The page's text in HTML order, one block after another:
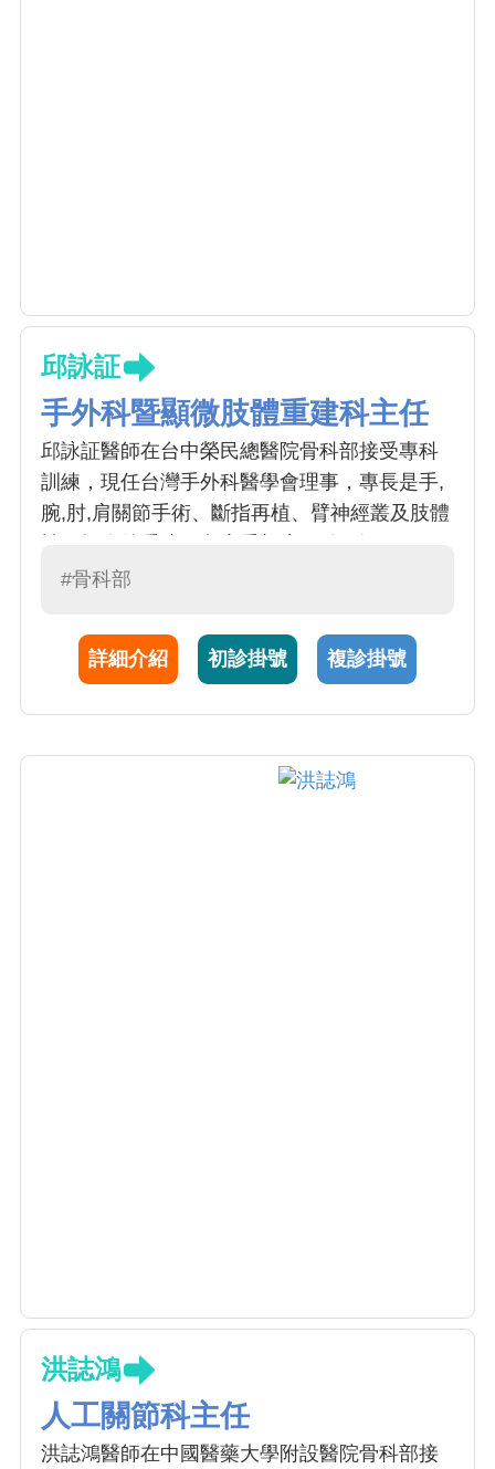
邱詠証
手外科暨顯微肢體重建科主任
邱詠証醫師在台中榮民總醫院骨科部接受專科
訓練，現任台灣手外科醫學會理事，專長是手,
腕,肘,肩關節手術、斷指再植、臂神經叢及肢體
肢開放性骨折修復(合併骨缺失及神經、血管、
學上肢中心、西班牙Dr. Pinal Cinic、山東省立
醫院進修手外傷和上肢重建治療。在手外科和
重建科主任。
#骨科部
詳細介紹 初診掛號 複診掛號
洪誌鴻
人工關節科主任
洪誌鴻醫師在中國醫藥大學附設醫院骨科部接